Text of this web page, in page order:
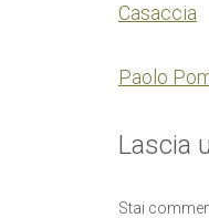
Casaccia
Paolo
Lascia
Stai